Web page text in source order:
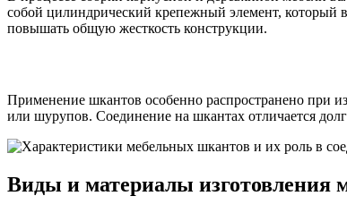
собой цилиндрический крепежный элемент, который
повышать общую жесткость конструкции.
Применение шкантов особенно распространено при
или шурупов. Соединение на шкантах отличается
Виды и материалы изготовления